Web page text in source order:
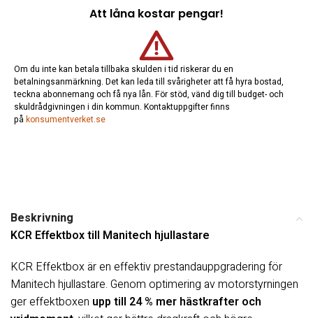
Att låna kostar pengar!
Om du inte kan betala tillbaka skulden i tid riskerar du en
betalningsanmärkning. Det kan leda till svårigheter att få hyra bostad,
teckna abonnemang och få nya lån. För stöd, vänd dig till budget- och
skuldrådgivningen i din kommun. Kontaktuppgifter finns
på konsumentverket.se
Beskrivning
KCR Effektbox till Manitech hjullastare
KCR Effektbox är en effektiv prestandauppgradering för
Manitech hjullastare. Genom optimering av motorstyrningen
ger effektboxen upp till 24 % mer hästkrafter och